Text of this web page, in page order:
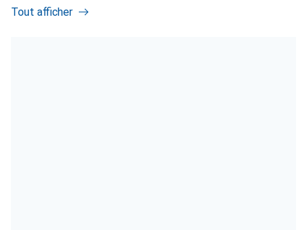
Tout afficher